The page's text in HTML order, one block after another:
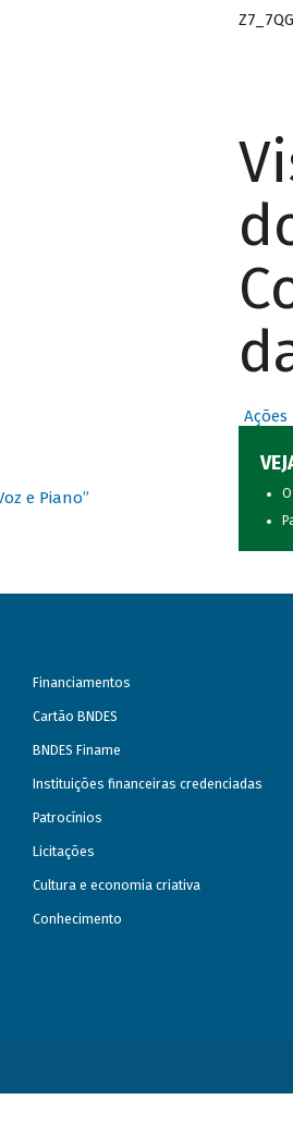
e Piano”
Ações
Financiamentos
Cartão BNDES
BNDES Finame
Instituições financeiras credenciadas
Patrocínios
Licitações
Cultura e economia criativa
Conhecimento